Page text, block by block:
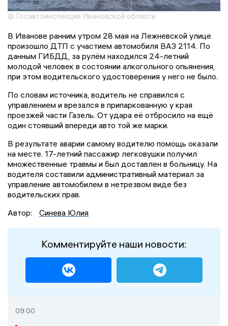
© Госавтоинспекция Ивановской области
В Иванове ранним утром 28 мая на Лежневской улице
произошло ДТП с участием автомобиля ВАЗ 2114. По
данным ГИБДД, за рулём находился 24-летний
молодой человек в состоянии алкогольного опьянения,
при этом водительского удостоверения у него не было.
По словам источника, водитель не справился с
управлением и врезался в припаркованную у края
проезжей части Газель. От удара её отбросило на ещё
один стоявший впереди авто той же марки.
В результате аварии самому водителю помощь оказали
на месте. 17-летний пассажир легковушки получил
множественные травмы и был доставлен в больницу. На
водителя составили административный материал за
управление автомобилем в нетрезвом виде без
водительских прав.
Автор:
Синева Юлия
Комментируйте наши новости:
09:00